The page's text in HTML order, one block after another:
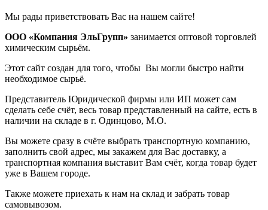
Мы рады приветствовать Вас на нашем сайте!
ООО «Компания ЭльГрупп» занимается оптовой торговлей
химическим сырьём.
Этот сайт создан для того, чтобы Вы могли быстро найти
необходимое сырьё.
Представитель Юридической фирмы или ИП может сам
сделать себе счёт, весь товар представленный на сайте, есть в
наличии на складе в г. Одинцово, М.О.
Вы можете сразу в счёте выбрать транспортную компанию,
заполнить свой адрес, мы закажем для Вас доставку, а
транспортная компания выставит Вам счёт, когда товар будет
уже в Вашем городе.
Также можете приехать к нам на склад и забрать товар
самовывозом.